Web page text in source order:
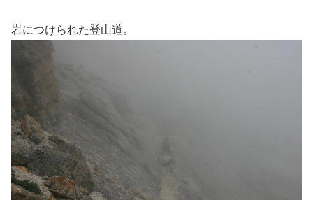
岩につけられた登山道。